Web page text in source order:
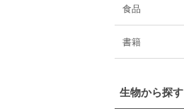
食品
書籍
生物から探す